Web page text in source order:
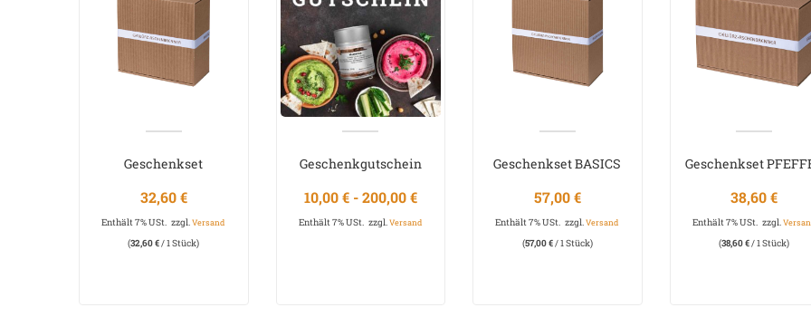
Geschenkset
32,60€
Enthält 7% USt.
(32,60€/ 1 Stück)
zzgl.Versand
Geschenkgutschein
10,00€-200,00€
Enthält 7% USt. zzgl. Versand
Geschenkset BASICS
57,00€
Enthält 7% USt.
(57,00€/ 1 Stück)
zzgl.Versand
Geschenkset
38,60€
Enthält 7% USt.
(38,60€/ 1 Stück)
zzgl.